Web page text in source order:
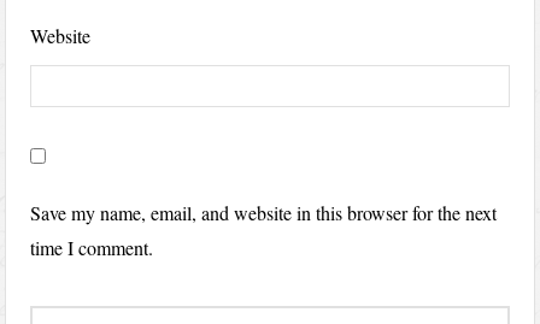
Website
Save my name, email, and website in this browser for the next
time I comment.